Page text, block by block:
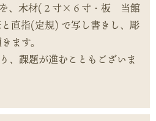
を、木材(２寸×６寸・板 当館
直指(定規) で写し書きし、彫
ます。
、課題が進むこともございま